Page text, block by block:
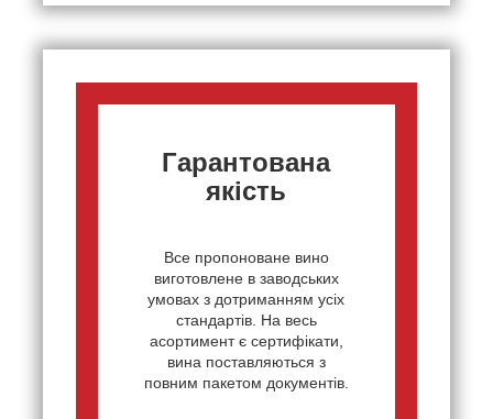
Гарантована
якість
Все пропоноване вино
виготовлене в заводських
умовах з дотриманням усіх
стандартів. На весь
асортимент є сертифікати,
вина поставляються з
повним пакетом документів.